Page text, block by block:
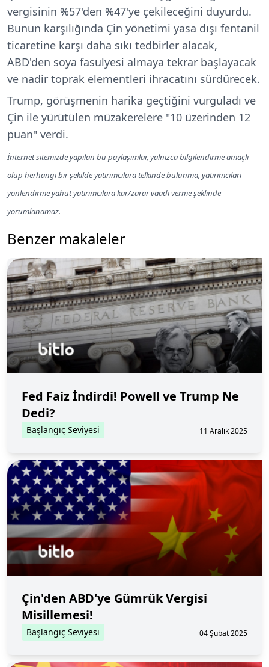
vergisinin %57'den %47'ye çekileceğini duyurdu.
Bunun karşılığında Çin yönetimi yasa dışı fentanil
ticaretine karşı daha sıkı tedbirler alacak,
ABD'den soya fasulyesi almaya tekrar başlayacak
ve nadir toprak elementleri ihracatını sürdürecek.
Trump, görüşmenin harika geçtiğini vurguladı ve
Çin ile yürütülen müzakerelere "10 üzerinden 12
puan" verdi.
İnternet sitemizde yapılan bu paylaşımlar, yalnızca bilgilendirme amaçlı
olup herhangi bir şekilde yatırımcılara telkinde bulunma, yatırımcıları
yönlendirme yahut yatırımcılara kar/zarar vaadi verme şeklinde
yorumlanamaz.
Benzer makaleler
Fed Faiz İndirdi! Powell ve Trump Ne
Dedi?
Başlangıç Seviyesi 11 Aralık 2025
Çin'den ABD'ye Gümrük Vergisi
Misillemesi!
Başlangıç Seviyesi 04 Şubat 2025